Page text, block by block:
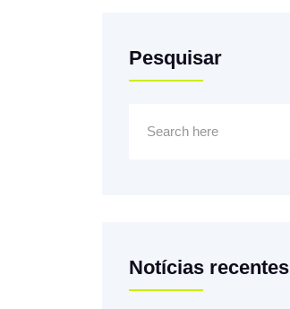
Pesquisar
Notícias recentes